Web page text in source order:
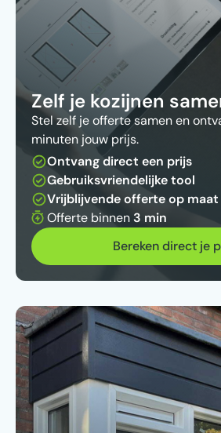
Zelf je kozijnen
Stel zelf je offerte samen en
minuten jouw prijs.
Ontvang direct een prijs
Gebruiksvriendelijke tool
Vrijblijvende offerte op maat
Bereken direct je
Offerte binnen 3 min